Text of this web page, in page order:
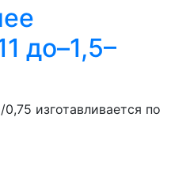
до–1,5–
изготавливается по